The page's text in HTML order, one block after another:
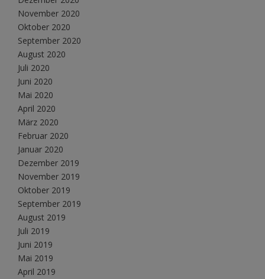
November 2020
Oktober 2020
September 2020
August 2020
Juli 2020
Juni 2020
Mai 2020
April 2020
März 2020
Februar 2020
Januar 2020
Dezember 2019
November 2019
Oktober 2019
September 2019
August 2019
Juli 2019
Juni 2019
Mai 2019
April 2019